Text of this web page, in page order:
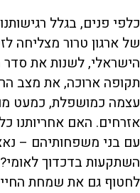
כלפי פנים, בגלל
של ארגון טרור מצליחה
הישראלי, לשנות את סדר
תקופה ארוכה, את מצב
עצמה כמושפלת, כמעט
אזרחים. האם אחריותנו
עם בני משפחותיהם –
השתקעות בדכדוך
לחטוף גם את שמחת